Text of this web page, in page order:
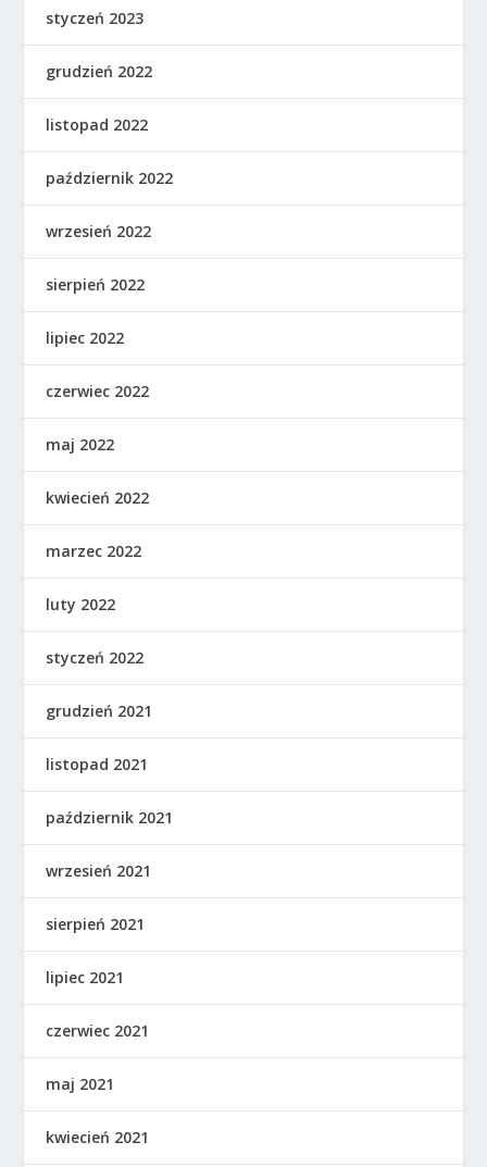
styczeń 2023
grudzień 2022
listopad 2022
październik 2022
wrzesień 2022
sierpień 2022
lipiec 2022
czerwiec 2022
maj 2022
kwiecień 2022
marzec 2022
luty 2022
styczeń 2022
grudzień 2021
listopad 2021
październik 2021
wrzesień 2021
sierpień 2021
lipiec 2021
czerwiec 2021
maj 2021
kwiecień 2021